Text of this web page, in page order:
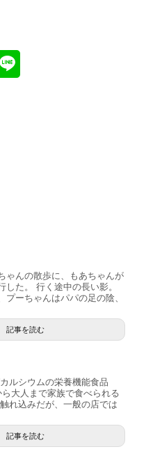
ゃんの散歩に、もあちゃんが
した。 行く途中の長い影。
プーちゃんはパパの足の陰、
記事を読む
カルシウムの栄養機能食品
大人まで家族で食べられる
れ込みだが、一般の店では
記事を読む